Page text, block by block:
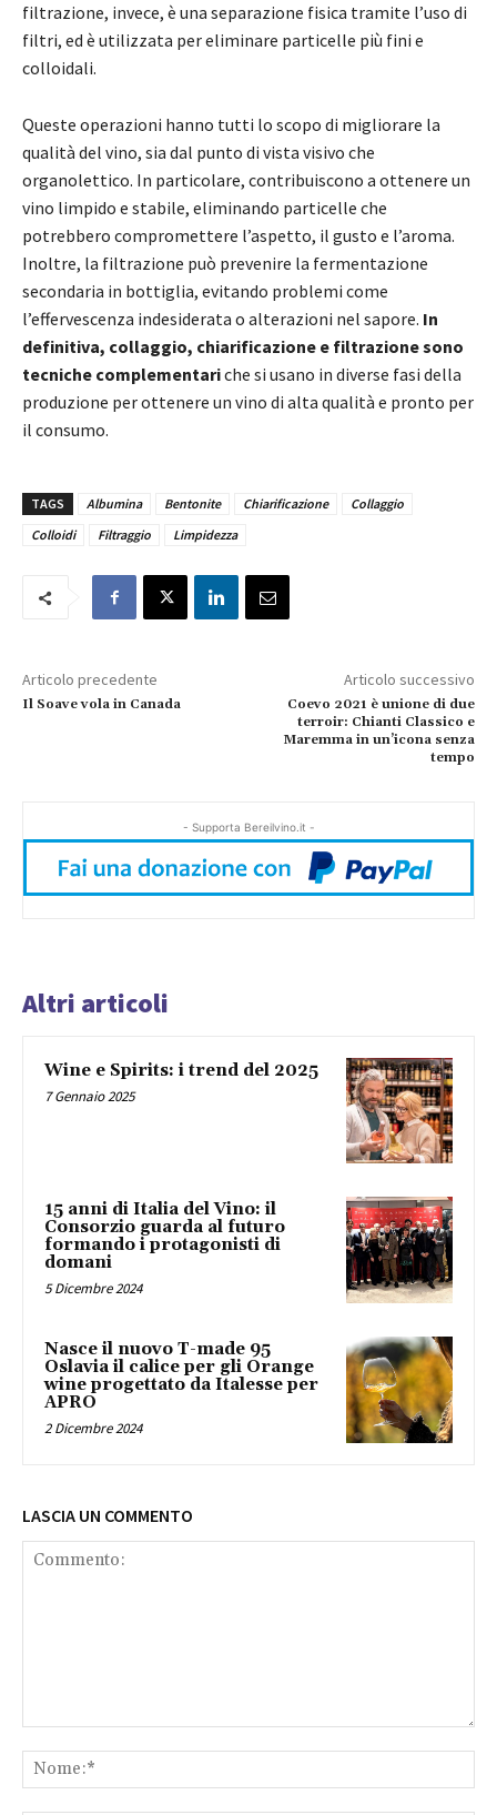
filtrazione, invece, è una separazione fisica tramite l’uso di
filtri, ed è utilizzata per eliminare particelle più fini e
colloidali.
Queste operazioni hanno tutti lo scopo di migliorare la
qualità del vino, sia dal punto di vista visivo che
organolettico. In particolare, contribuiscono a ottenere un
vino limpido e stabile, eliminando particelle che
potrebbero compromettere l’aspetto, il gusto e l’aroma.
Inoltre, la filtrazione può prevenire la fermentazione
secondaria in bottiglia, evitando problemi come
l’effervescenza indesiderata o alterazioni nel sapore. In
definitiva, collaggio, chiarificazione e filtrazione sono
tecniche complementariche si usano in diverse fasi della
produzione per ottenere un vino di alta qualità e pronto per
il consumo.
TAGS Albumina Bentonite Chiarificazione
Collaggio
Colloidi
Filtraggio Limpidezza
Articolo precedente
Il Soave vola in Canada
Articolo successivo
Coevo 2021 è unione di due
terroir: Chianti Classico e
Maremma in un’icona senza
tempo
- Supporta Bereilvino.it -
Altri articoli
Wine e Spirits: i trend del 2025
7 Gennaio 2025
15 anni di Italia del Vino: il
Consorzio guarda al futuro
formando i protagonisti di
domani
5 Dicembre 2024
Nasce il nuovo T-made 95
Oslavia il calice per gli Orange
wine progettato da Italesse per
APRO
2 Dicembre 2024
LASCIA UN COMMENTO